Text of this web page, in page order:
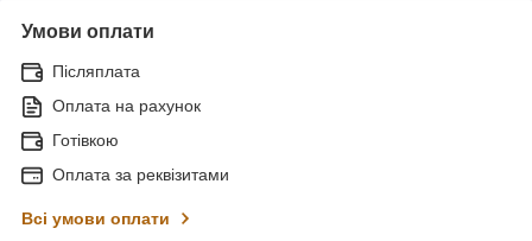
Умови оплати
Післяплата
Оплата на рахунок
Готівкою
Оплата за реквізитами
Всі умови оплати